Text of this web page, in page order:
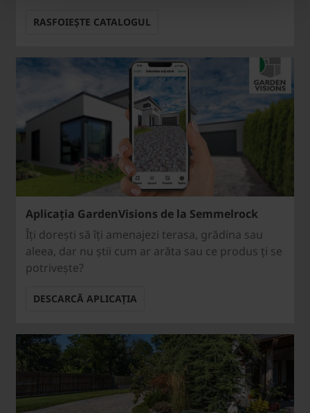
RASFOIEȘTE CATALOGUL
Aplicația GardenVisions de la Semmelrock
Îți dorești să îți amenajezi terasa, grădina sau
aleea, dar nu știi cum ar arăta sau ce produs ți se
potrivește?
DESCARCĂ APLICAȚIA